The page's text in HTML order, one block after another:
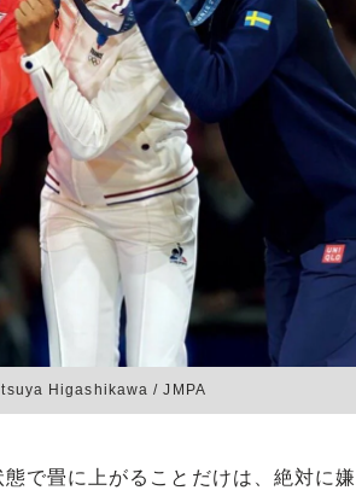
Higashikawa / JMPA
で畳に上がることだけは、絶対に嫌